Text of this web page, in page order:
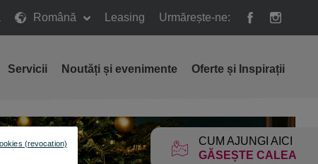
Română Leasing Urmărește-ne:
CUM AJUNGI AICI
GĂSEȘTE CALEA
Servicii Noutăți și evenimente Oferte și Inspirații
(revocation)